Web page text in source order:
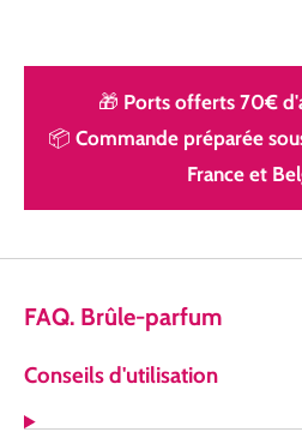
🎁 Ports offerts 70€
📦 Commande préparée
France et
FAQ. Brûle-parfum
Conseils d'utilisation